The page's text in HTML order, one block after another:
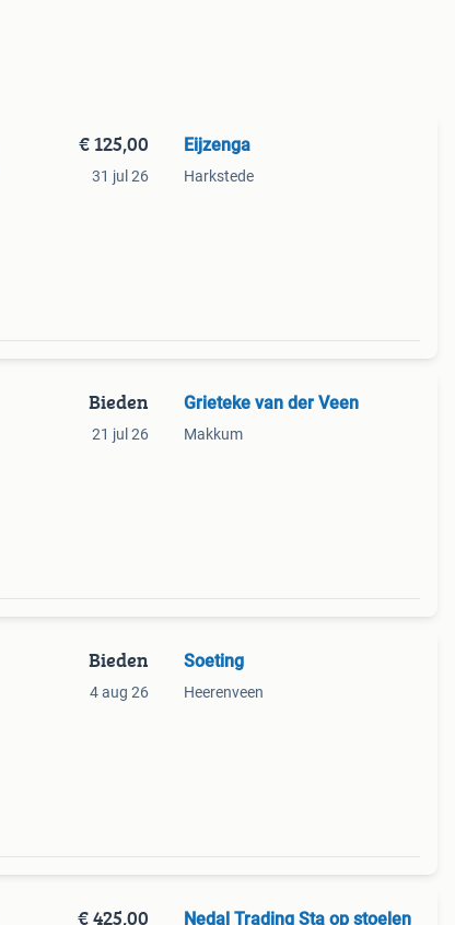
€ 125,00
31 jul 26
Eijzenga
Harkstede
Bieden
21 jul 26
Grieteke van der Veen
Makkum
Bieden
4 aug 26
Soeting
Heerenveen
€ 425,00 Nedal Trading Sta op stoelen